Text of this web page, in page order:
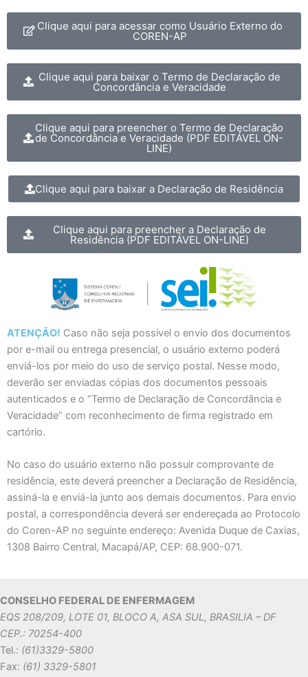
Clique aqui para acessar como Usuário Externo do
COREN-AP
Clique aqui para baixar o Termo de Declaração de
Concordância e Veracidade
Clique aqui para preencher o Termo de Declaração
de Concordância e Veracidade (PDF EDITÁVEL ON-
LINE)
Clique aqui para baixar a Declaração de Residência
Clique aqui para preencher a Declaração de
Residência (PDF EDITÁVEL ON-LINE)
ATENÇÃO! Caso não seja possível o envio dos documentos
por e-mail ou entrega presencial, o usuário externo poderá
enviá-los por meio do uso de serviço postal. Nesse modo,
deverão ser enviadas cópias dos documentos pessoais
autenticados e o “Termo de Declaração de Concordância e
Veracidade” com reconhecimento de firma registrado em
cartório.
No caso do usuário externo não possuir comprovante de
residência, este deverá preencher a Declaração de Residência,
assiná-la e enviá-la junto aos demais documentos. Para envio
postal, a correspondência deverá ser endereçada ao Protocolo
do Coren-AP no seguinte endereço: Avenida Duque de Caxias,
1308 Bairro Central, Macapá/AP, CEP: 68.900-071.
CONSELHO FEDERAL DE ENFERMAGEM
EQS 208/209, LOTE 01, BLOCO A, ASA SUL, BRASILIA – DF
CEP.: 70254-400
Tel.: (61)3329-5800
Fax: (61) 3329-5801